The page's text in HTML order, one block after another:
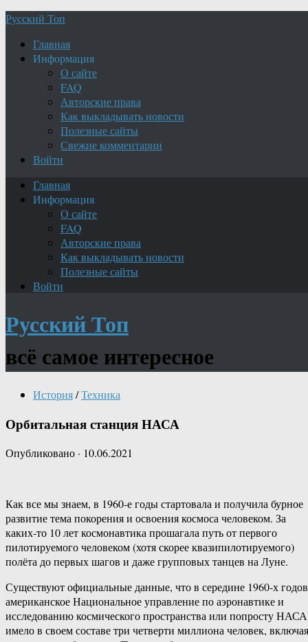
Русский Топ
Главная
Информация
О сайте
FAQ
Авторские права
Как выкладывать новости
Полезные сайты
Свежие комментарии
Войти
Главная
Информация
О сайте
FAQ
Авторские права
Как выкладывать новости
Полезные сайты
Войти
Русский Топ
всё самое интересное
История/Техника
Орбитальная станция НАСА
Опубликовано · 10.06.2021
Как все мы знаем, в 1960-е годы стартовала и получила бурное
развитие тема покорения и освоения космоса человеком. За
каких-то 10 лет космонавтика прошагала путь от первого
пилотируемого человеком (хотя скорее квазипилотируемого)
полёта до первых шагов и даже групповых танцев на Луне.
Существуют официальные данные, что в середине 1960-х годов
американское Национальное управление по аэронавтике и
исследованию космического пространства или попросту
имело в своем составе три четверти миллиона человек, включая